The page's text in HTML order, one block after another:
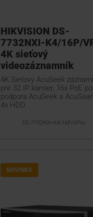
HIKVISION DS-
7732NXI-K4/16P/
4K sieťový
videozáznamník
4K Sieťový AcuSeek
pre 32 IP kamier, 16x PoE
podpora AcuSeek a
4x HDD
DS-7732NXI-K4/16P/VPro
NOVINKA